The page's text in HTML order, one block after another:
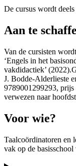
De cursus wordt
Aan te
Van de cursisten
‘Engels in het
vakdidactiek’
J. Bodde-Alderlieste
9789001299293, prijs
verwezen naar
Voor wie?
Taalcoördinatoren en
vak op de